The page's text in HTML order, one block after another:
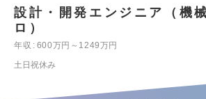
設計・開発エンジニア（機
ロ）
年収
600万円～1249万円
土日祝休み